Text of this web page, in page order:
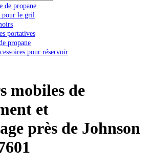
de propane
pour le gril
portatives
propane
pour réservoir
mobiles de
et
près de Johnson